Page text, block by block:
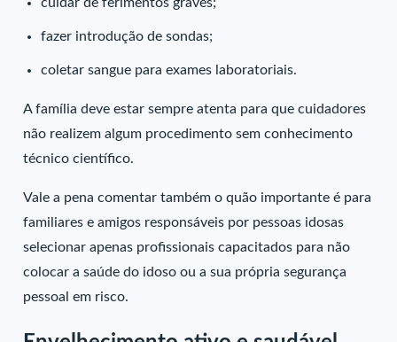
fazer introdução de sondas;
coletar sangue para exames laboratoriais.
A família deve estar sempre atenta para que cuidadores
não realizem algum procedimento sem conhecimento
técnico científico.
Vale a pena comentar também o quão importante é para
familiares e amigos responsáveis por pessoas idosas
selecionar apenas profissionais capacitados para não
colocar a saúde do idoso ou a sua própria segurança
pessoal em risco.